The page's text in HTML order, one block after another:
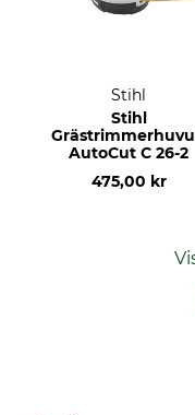
Stihl
Stihl
AutoCut C 26-2
475,00 kr